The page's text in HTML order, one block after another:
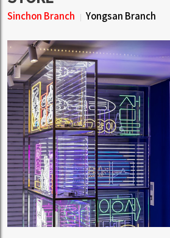
Sinchon Branch Yongsan Branch